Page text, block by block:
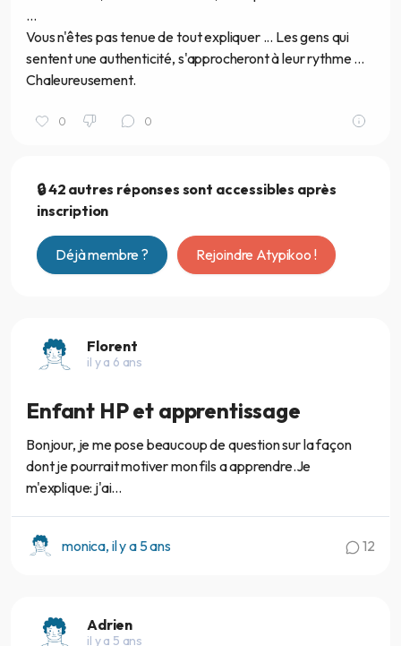
...
Vous n'êtes pas tenue de tout expliquer ... Les gens qui
sentent une authenticité, s'approcheront à leur rythme ...
Chaleureusement.
0 0
🔒 42 autres réponses sont accessibles après
inscription
Déjà membre ? Rejoindre Atypikoo !
Florent
il y a 6 ans
Enfant HP et apprentissage
Bonjour, je me pose beaucoup de question sur la façon
dont je pourrait motiver mon fils a apprendre.Je
m'explique: j'ai...
monica, il y a 5 ans 12
Adrien
il y a 5 ans